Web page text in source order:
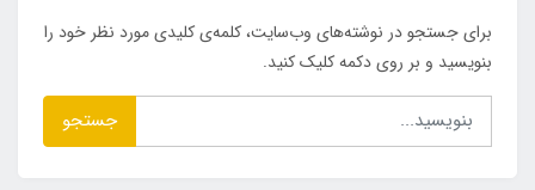
برای جستجو در نوشته‌های وب‌سایت، کلمه‌ی کلیدی مورد نظر خود را
بنویسید و بر روی دکمه کلیک کنید.
جستجو